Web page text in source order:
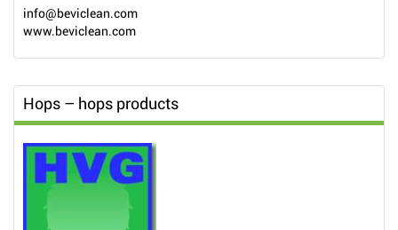
info@beviclean.com
www.beviclean.com
Hops – hops products